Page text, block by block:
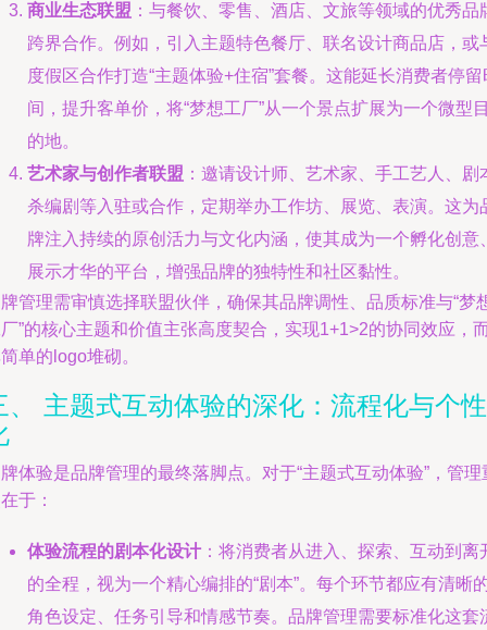
商业生态联盟 ：与餐饮、零售、酒店、文旅等领域的优秀品
跨界合作。例如，引入主题特色餐厅、联名设计商品店，或
度假区合作打造“主题体验+住宿”套餐。这能延长消费者停留
间，提升客单价，将“梦想工厂”从一个景点扩展为一个微型
的地。
艺术家与创作者联盟 ：邀请设计师、艺术家、手工艺人、剧
杀编剧等入驻或合作，定期举办工作坊、展览、表演。这为
牌注入持续的原创活力与文化内涵，使其成为一个孵化创意
展示才华的平台，增强品牌的独特性和社区黏性。
管理需审慎选择联盟伙伴，确保其品牌调性、品质标准与“梦
”的核心主题和价值主张高度契合，实现1+1>2的协同效应，
单的logo堆砌。
、 主题式互动体验的深化：流程化与个性
体验是品牌管理的最终落脚点。对于“主题式互动体验”，管理
于：
体验流程的剧本化设计 ：将消费者从进入、探索、互动到离
的全程，视为一个精心编排的“剧本”。每个环节都应有清晰
角色设定、任务引导和情感节奏。品牌管理需要标准化这套